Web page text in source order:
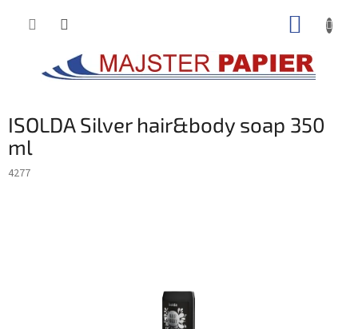
ISOLDA Silver hair&body soap 350
ml
4277